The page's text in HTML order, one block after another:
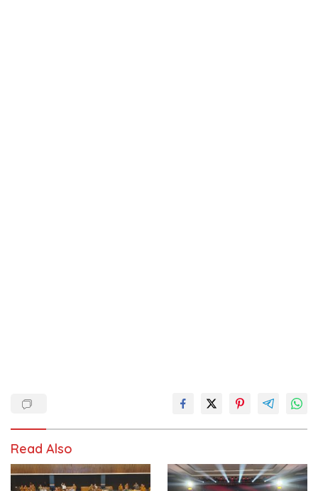
Read Also